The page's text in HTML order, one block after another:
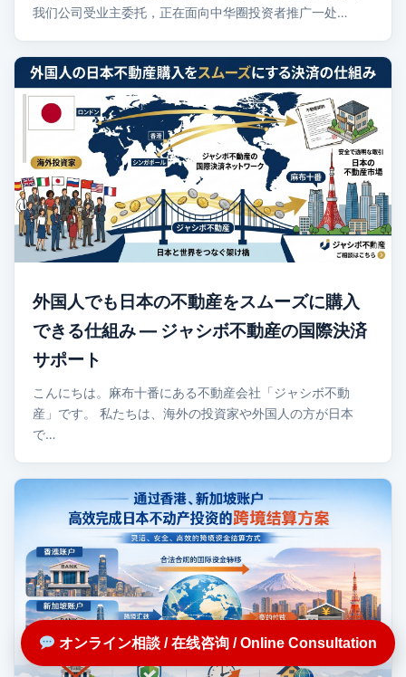
我们公司受业主委托，正在面向中华圈投资者推广一处…
外国人でも日本の不動産をスムーズに購入
できる仕組み ― ジャシボ不動産の国際決済
サポート
こんにちは。麻布十番にある不動産会社「ジャシボ不動
産」です。 私たちは、海外の投資家や外国人の方が日本
で…
オンライン相談 / 在线咨询 / Online Consultation